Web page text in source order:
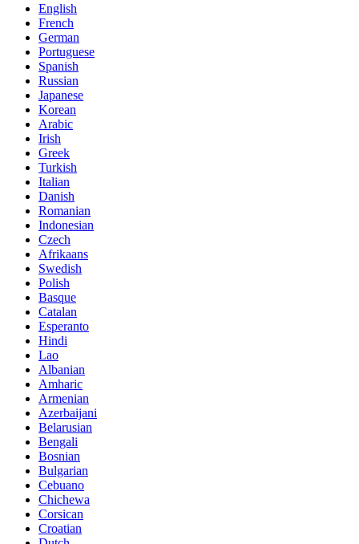
English
French
German
Portuguese
Spanish
Russian
Japanese
Korean
Arabic
Irish
Greek
Turkish
Italian
Danish
Romanian
Indonesian
Czech
Afrikaans
Swedish
Polish
Basque
Catalan
Esperanto
Hindi
Lao
Albanian
Amharic
Armenian
Azerbaijani
Belarusian
Bengali
Bosnian
Bulgarian
Cebuano
Chichewa
Corsican
Croatian